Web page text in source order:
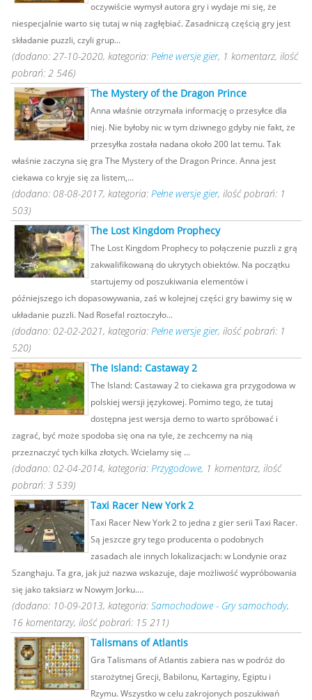
oczywiście wymysł autora gry i wydaje mi się, że
niespecjalnie warto się tutaj w nią zagłębiać. Zasadniczą częścią gry jest
składanie puzzli, czyli grup...
(dodano: 27-10-2020, kategoria: Pełne wersje gier, 1 komentarz, ilość
pobrań: 2 546)
The Mystery of the Dragon Prince
Anna właśnie otrzymała informację o przesyłce dla
niej. Nie byłoby nic w tym dziwnego gdyby nie fakt, że
przesyłka została nadana około 200 lat temu. Tak
właśnie zaczyna się gra The Mystery of the Dragon Prince. Anna jest
ciekawa co kryje się za listem,...
(dodano: 08-08-2017, kategoria: Pełne wersje gier, ilość pobrań: 1
503)
The Lost Kingdom Prophecy
The Lost Kingdom Prophecy to połączenie puzzli z grą
zakwalifikowaną do ukrytych obiektów. Na początku
startujemy od poszukiwania elementów i
późniejszego ich dopasowywania, zaś w kolejnej części gry bawimy się w
układanie puzzli. Nad Rosefal roztoczyło...
(dodano: 02-02-2021, kategoria: Pełne wersje gier, ilość pobrań: 1
520)
The Island: Castaway 2
The Island: Castaway 2 to ciekawa gra przygodowa w
polskiej wersji językowej. Pomimo tego, że tutaj
dostępna jest wersja demo to warto spróbować i
zagrać, być może spodoba się ona na tyle, że zechcemy na nią
przeznaczyć tych kilka złotych. Wcielamy się ...
(dodano: 02-04-2014, kategoria: Przygodowe, 1 komentarz, ilość
pobrań: 3 539)
Taxi Racer New York 2
Taxi Racer New York 2 to jedna z gier serii Taxi Racer.
Są jeszcze gry tego producenta o podobnych
zasadach ale innych lokalizacjach: w Londynie oraz
Szanghaju. Ta gra, jak już nazwa wskazuje, daje możliwość wypróbowania
się jako taksiarz w Nowym Jorku....
(dodano: 10-09-2013, kategoria: Samochodowe - Gry samochody,
16 komentarzy, ilość pobrań: 15 211)
Talismans of Atlantis
Gra Talismans of Atlantis zabiera nas w podróż do
starożytnej Grecji, Babilonu, Kartaginy, Egiptu i
Rzymu. Wszystko w celu zakrojonych poszukiwań